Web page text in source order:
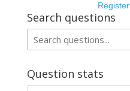
Register
Search questions
Question stats